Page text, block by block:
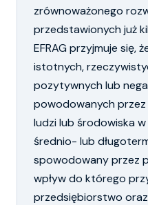
zrównoważonego
przedstawionych już
EFRAG przyjmuje się,
istotnych,
pozytywnych lub
powodowanych
ludzi lub środowiska
średnio- lub
spowodowany przez
wpływ do którego
przedsiębiorstwo